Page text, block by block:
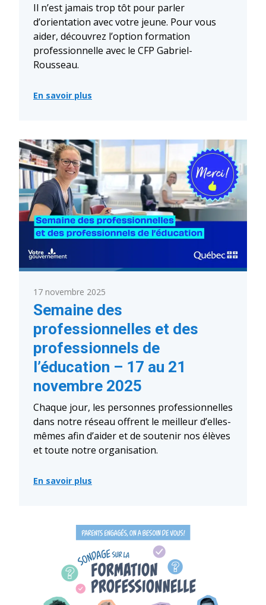
Il n’est jamais trop tôt pour parler
d’orientation avec votre jeune. Pour vous
aider, découvrez l’option formation
professionnelle avec le CFP Gabriel-
Rousseau.
En savoir plus
:
de
formation
professionnelle
Gabriel-
Rousseau
avec
votre
enfant
17 novembre 2025
Semaine des
professionnelles et des
professionnels de
l’éducation – 17 au 21
novembre 2025
Chaque jour, les personnes professionnelles
dans notre réseau offrent le meilleur d’elles-
mêmes afin d’aider et de soutenir nos élèves
et toute notre organisation.
En savoir plus
:
l’éducation